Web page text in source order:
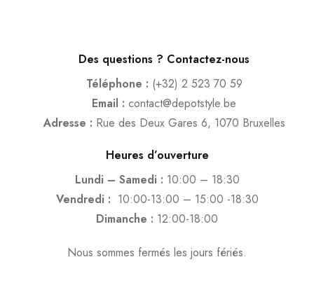
Des questions ? Contactez-nous
Téléphone : (+32) 2 523 70 59
Email : contact@depotstyle.be
Adresse : Rue des Deux Gares 6, 1070 Bruxelles
Heures d’ouverture
Lundi – Samedi : 10:00 – 18:30
Vendredi : 10:00-13:00 – 15:00 -18:30
Dimanche : 12:00-18:00
Nous sommes fermés les jours fériés.